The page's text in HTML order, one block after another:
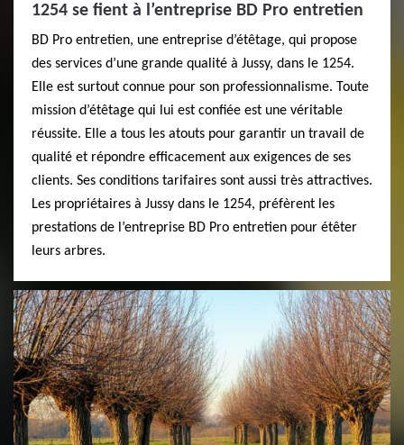
1254 se fient à l’entreprise BD Pro entretien
BD Pro entretien, une entreprise d’étêtage, qui propose
des services d’une grande qualité à Jussy, dans le 1254.
Elle est surtout connue pour son professionnalisme. Toute
mission d’étêtage qui lui est confiée est une véritable
réussite. Elle a tous les atouts pour garantir un travail de
qualité et répondre efficacement aux exigences de ses
clients. Ses conditions tarifaires sont aussi très attractives.
Les propriétaires à Jussy dans le 1254, préfèrent les
prestations de l’entreprise BD Pro entretien pour étêter
leurs arbres.